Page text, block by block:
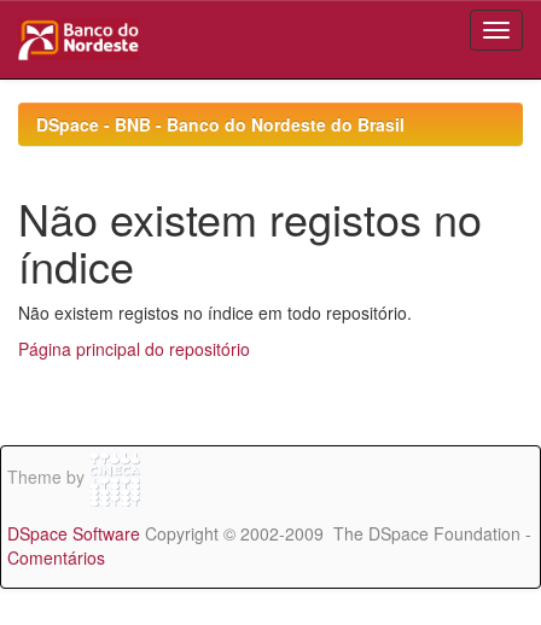
navigationDSpace - BNB - Banco do Nordeste do Brasil
Não existem registos no
índice
Não existem registos no índice em todo repositório.
Página principal do repositório
Theme by
DSpace Software Copyright © 2002-2009 The DSpace Foundation -
Comentários